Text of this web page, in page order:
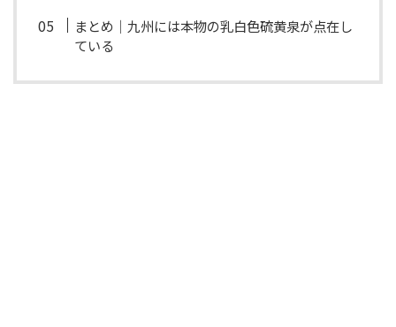
まとめ｜九州には本物の乳白色硫黄泉が点在し
ている